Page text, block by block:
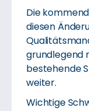
Die
diesen
grundlegend
bestehende
weiter.
Wichtige